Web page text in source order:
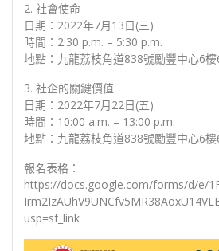
2. 社會使命
日期：2022年7月13日(三)
時間：2:30 p.m. – 5:30 p.m.
地點：九龍荔枝角道838號勵豐中心6
3. 社企的關鍵價值
日期：2022年7月22日(五)
時間：10:00 a.m. – 13:00 p.m.
地點：九龍荔枝角道838號勵豐中心6
報名表格：
https://docs.google.com/forms/d/e/
usp=sf_link